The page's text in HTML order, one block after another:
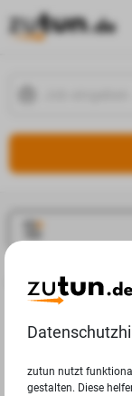
Jobangebote
zutun nutzt
gestalten. Diese